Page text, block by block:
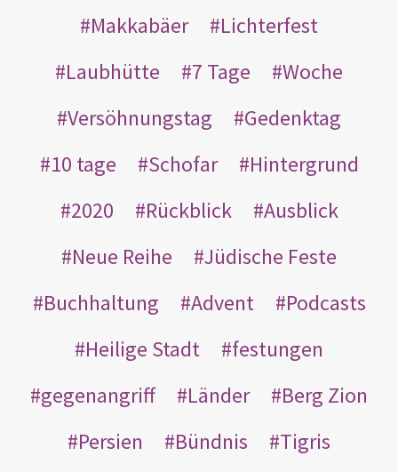
Makkabäer
Lichterfest
Laubhütte
7 Tage
Woche
Versöhnungstag
Gedenktag
10 tage
Schofar
Hintergrund
2020
Rückblick
Ausblick
Neue Reihe
Jüdische Feste
Buchhaltung
Advent
Podcasts
Heilige Stadt
festungen
gegenangriff
Länder
Berg Zion
Persien
Bündnis
Tigris